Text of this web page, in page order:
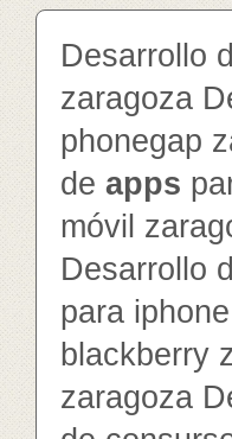
Desarrollo
zaragoza
phonegap
de apps
móvil
Desarrollo
para
blackberry
zaragoza